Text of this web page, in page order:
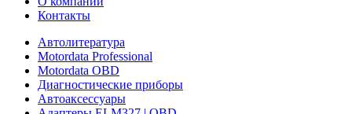
Контакты
Автолитература
Motordata Professional
Motordata OBD
Диагностические приборы
Автоаксессуары